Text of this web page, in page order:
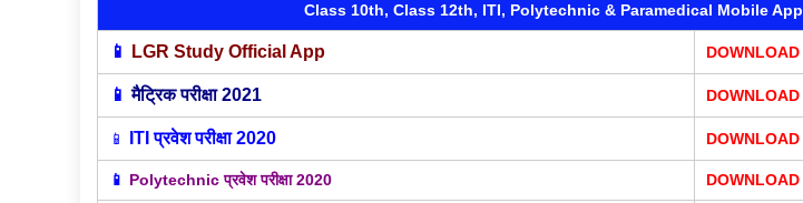
Class 10th, Class 12th, ITI, Polytechnic & Paramedical Mobile App
📱 LGR Study Official App DOWNLOAD
📱मैट्रिक परीक्षा 2021 DOWNLOAD
📱 ITI प्रवेश परीक्षा 2020 DOWNLOAD
📱 Polytechnic प्रवेश परीक्षा 2020 DOWNLOAD